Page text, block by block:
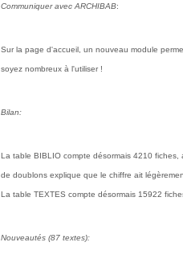
Communiquer avec ARCHIBAB:
Sur la page d'accueil, un nouveau module
soyez nombreux à l'utiliser !
Bilan:
La table BIBLIO compte désormais 4210
de doublons explique que le chiffre ait
La table TEXTES compte désormais 15922
Nouveautés (87 textes):